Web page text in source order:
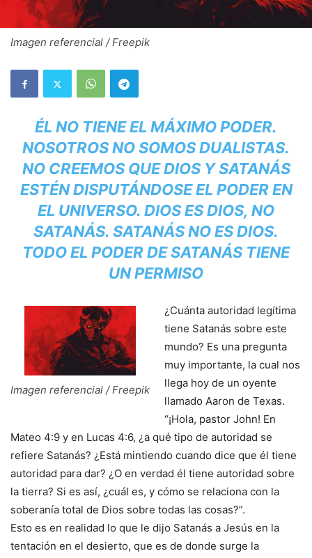
Imagen referencial / Freepik
ÉL NO TIENE EL MÁXIMO PODER.
NOSOTROS NO SOMOS DUALISTAS.
NO CREEMOS QUE DIOS Y SATANÁS
ESTÉN DISPUTÁNDOSE EL PODER EN
EL UNIVERSO. DIOS ES DIOS, NO
SATANÁS. SATANÁS NO ES DIOS.
TODO EL PODER DE SATANÁS TIENE
UN PERMISO
Imagen referencial / Freepik
¿Cuánta autoridad legítima
tiene Satanás sobre este
mundo? Es una pregunta
muy importante, la cual nos
llega hoy de un oyente
llamado Aaron de Texas.
“¡Hola, pastor John! En
Mateo 4:9 y en Lucas 4:6, ¿a qué tipo de autoridad se
refiere Satanás? ¿Está mintiendo cuando dice que él tiene
autoridad para dar? ¿O en verdad él tiene autoridad sobre
la tierra? Si es así, ¿cuál es, y cómo se relaciona con la
soberanía total de Dios sobre todas las cosas?”.
Esto es en realidad lo que le dijo Satanás a Jesús en la
tentación en el desierto, que es de donde surge la